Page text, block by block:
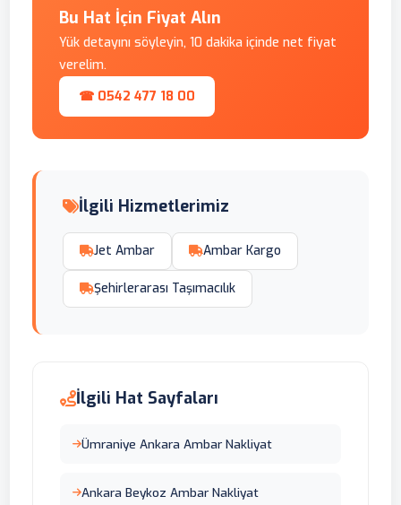
Bu Hat İçin Fiyat Alın
Yük detayını söyleyin, 10 dakika içinde net fiyat
verelim.
☎ 0542 477 18 00
İlgili Hizmetlerimiz
Jet Ambar Ambar Kargo
Şehirlerarası Taşımacılık
İlgili Hat Sayfaları
Ümraniye Ankara Ambar Nakliyat
Ankara Beykoz Ambar Nakliyat